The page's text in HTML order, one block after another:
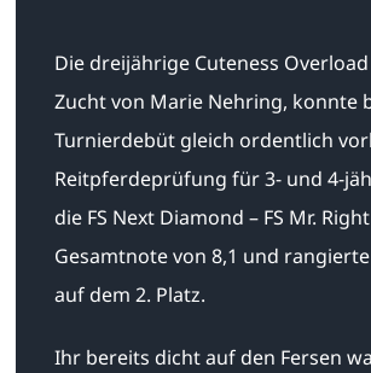
Die dreijährige Cuteness
Zucht von Marie Nehring, konnte
Turnierdebüt gleich ordentlich
Reitpferdeprüfung für 3- und 4-
die FS Next Diamond – FS Mr.
Gesamtnote von 8,1 und
auf dem 2. Platz.
Ihr bereits dicht auf den Fersen